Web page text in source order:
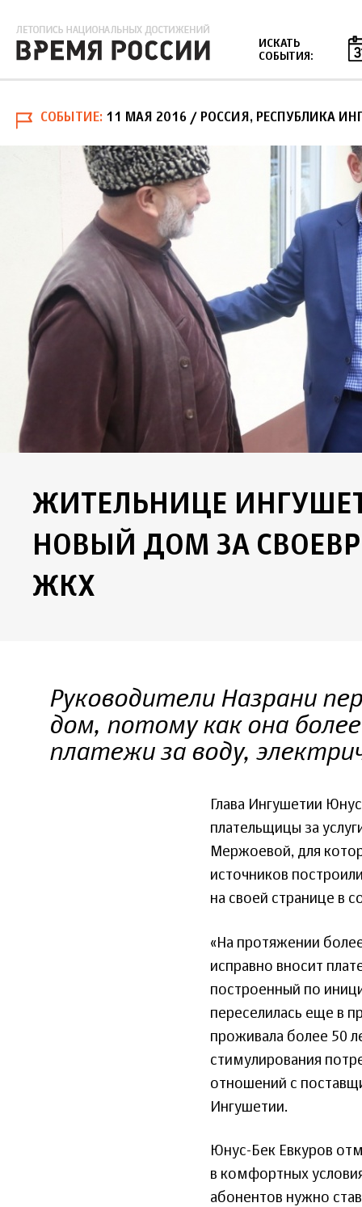
ИСКАТЬ
СОБЫТИЯ:
СОБЫТИЕ 11 МАЯ 2016 / РОССИЯ, РЕСПУБЛИКА
ЖИТЕЛЬНИЦЕ
НОВЫЙ ДОМ ЗА
ЖКХ
Руководители Назрани
дом, потому как она
платежи за воду,
Глава Ингушетии
плательщицы за
Мержоевой, для
источников
на своей странице в
«На протяжении
исправно вносит
построенный по
переселилась еще в
проживала более 50
стимулирования
отношений с
Ингушетии.
Юнус-Бек Евкуров
в комфортных
абонентов нужно